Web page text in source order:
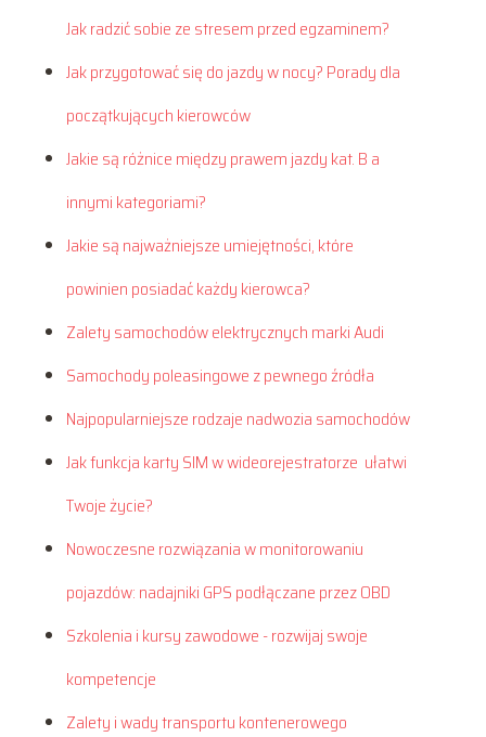
Jak radzić sobie ze stresem przed egzaminem?
Jak przygotować się do jazdy w nocy? Porady dla
początkujących kierowców
Jakie są różnice między prawem jazdy kat. B a
innymi kategoriami?
Jakie są najważniejsze umiejętności, które
powinien posiadać każdy kierowca?
Zalety samochodów elektrycznych marki Audi
Samochody poleasingowe z pewnego źródła
Najpopularniejsze rodzaje nadwozia samochodów
Jak funkcja karty SIM w wideorejestratorze ułatwi
Twoje życie?
Nowoczesne rozwiązania w monitorowaniu
pojazdów: nadajniki GPS podłączane przez OBD
Szkolenia i kursy zawodowe - rozwijaj swoje
kompetencje
Zalety i wady transportu kontenerowego